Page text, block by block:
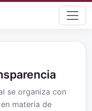
se organiza con
materia de